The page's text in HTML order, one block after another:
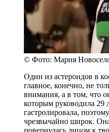
© Фото: Мария
Один из астероидов в
главное, конечно, не
внимания, а в том, что
которым руководила 29
гастролировала,
чрезвычайно широк.